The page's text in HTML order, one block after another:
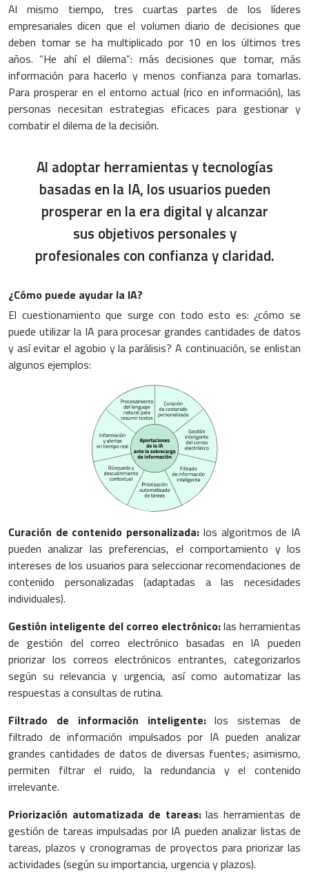
Al mismo tiempo, tres cuartas partes de los líderes
empresariales dicen que el volumen diario de decisiones que
deben tomar se ha multiplicado por 10 en los últimos tres
años. “He ahí el dilema”: más decisiones que tomar, más
información para hacerlo y menos confianza para tomarlas.
Para prosperar en el entorno actual (rico en información), las
personas necesitan estrategias eficaces para gestionar y
combatir el dilema de la decisión.
Al adoptar herramientas y tecnologías
basadas en la IA, los usuarios pueden
prosperar en la era digital y alcanzar
sus objetivos personales y
profesionales con confianza y claridad.
¿Cómo puede ayudar la IA?
El cuestionamiento que surge con todo esto es: ¿cómo se
puede utilizar la IA para procesar grandes cantidades de datos
y así evitar el agobio y la parálisis? A continuación, se enlistan
algunos ejemplos:
Curación de contenido personalizada: los algoritmos de IA
pueden analizar las preferencias, el comportamiento y los
intereses de los usuarios para seleccionar recomendaciones de
contenido personalizadas (adaptadas a las necesidades
individuales).
Gestión inteligente del correo electrónico:las herramientas
de gestión del correo electrónico basadas en IA pueden
priorizar los correos electrónicos entrantes, categorizarlos
según su relevancia y urgencia, así como automatizar las
respuestas a consultas de rutina.
Filtrado de información inteligente:los sistemas de
filtrado de información impulsados por IA pueden analizar
grandes cantidades de datos de diversas fuentes; asimismo,
permiten filtrar el ruido, la redundancia y el contenido
irrelevante.
Priorización automatizada de tareas:las herramientas de
gestión de tareas impulsadas por IA pueden analizar listas de
tareas, plazos y cronogramas de proyectos para priorizar las
actividades (según su importancia, urgencia y plazos).